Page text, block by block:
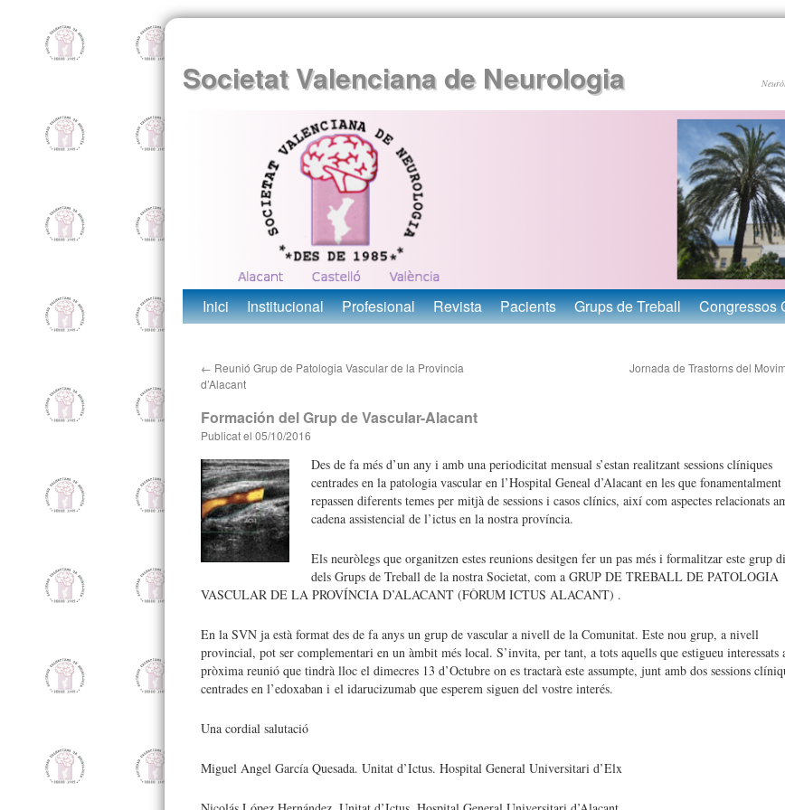
Societat Valenciana de Neurologia
Inici Institucional Profesional Revista Pacients Grups de Treball Congressos
← Reunió Grup de Patologia Vascular de la Provincia
d’Alacant
Jornada de Trastorns del
Formación del Grup de Vascular-Alacant
Publicat el 05/10/2016
Des de fa més d’un any i amb una periodicitat mensual s’estan realitzant sessions clíniques
centrades en la patologia vascular en l’Hospital Geneal d’Alacant en les que fonamentalment
repassen diferents temes per mitjà de sessions i casos clínics, així com aspectes relacionats
cadena assistencial de l’ictus en la nostra província.
Els neuròlegs que organitzen estes reunions desitgen fer un pas més i formalitzar este grup
dels Grups de Treball de la nostra Societat, com a GRUP DE TREBALL DE PATOLOGIA
VASCULAR DE LA PROVÍNCIA D’ALACANT (FÒRUM ICTUS ALACANT) .
En la SVN ja està format des de fa anys un grup de vascular a nivell de la Comunitat. Este nou grup, a nivell
provincial, pot ser complementari en un àmbit més local. S’invita, per tant, a tots aquells que estigueu interessats
pròxima reunió que tindrà lloc el dimecres 13 d’Octubre on es tractarà este assumpte, junt amb dos sessions
centrades en l’edoxaban i el idarucizumab que esperem siguen del vostre interés.
Una cordial salutació
Miguel Angel García Quesada. Unitat d’Ictus. Hospital General Universitari d’Elx